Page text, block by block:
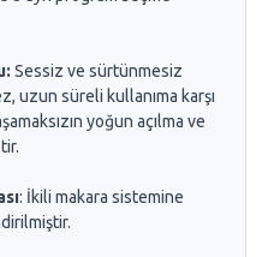
Sessiz ve sürtünmesiz
uzun süreli kullanıma karşı
yoğun açılma ve
: İkili makara sistemine